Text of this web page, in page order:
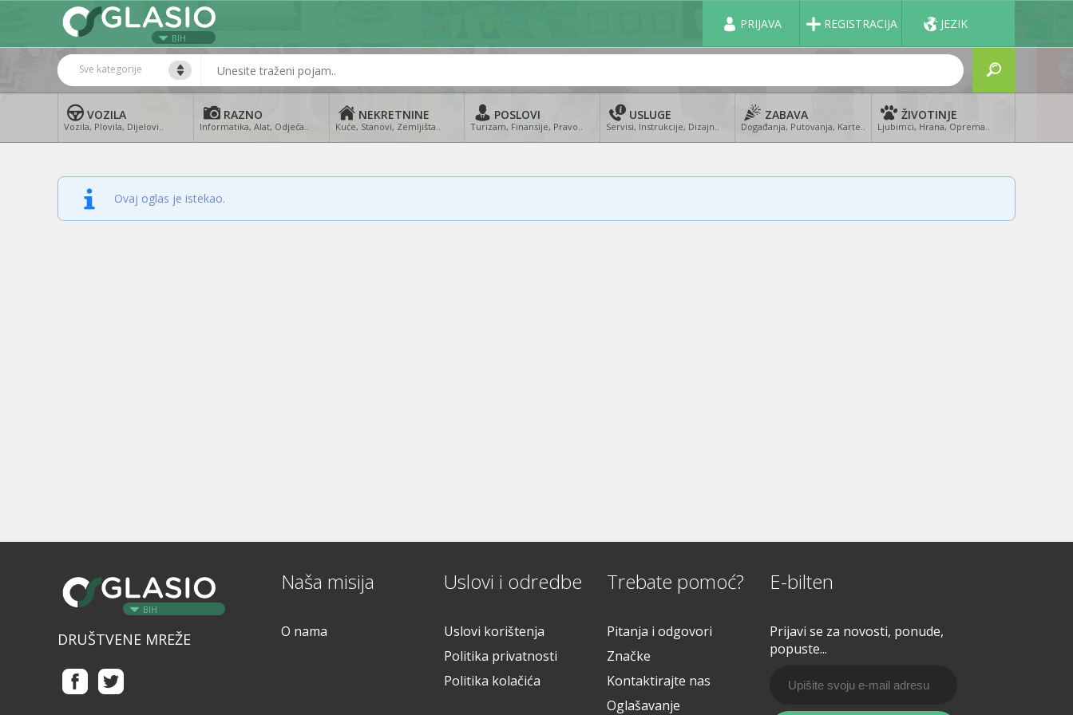
BIH
PRIJAVA REGISTRACIJA JEZIK
Sve kategorije
VOZILA
Vozila, Plovila, Dijelovi..
RAZNO
Informatika, Alat, Odjeća..
NEKRETNINE
Kuće, Stanovi, Zemljišta..
POSLOVI
Turizam, Finansije, Pravo..
USLUGE
Servisi, Instrukcije, Dizajn..
ZABAVA
Događanja, Putovanja, Karte..
ŽIVOTINJE
Ljubimci, Hrana, Oprema..
Ovaj oglas je istekao.
BIH
DRUŠTVENE MREŽE
Naša misija
O nama
Uslovi i odredbe
Uslovi korištenja
Politika privatnosti
Politika kolačića
Trebate pomoć?
Pitanja i odgovori
Značke
Kontaktirajte nas
Oglašavanje
E-bilten
Prijavi se za novosti, ponude,
popuste...